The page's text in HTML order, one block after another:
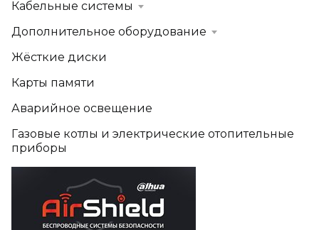
Кабельные системы
Дополнительное оборудование
Жёсткие диски
Карты памяти
Аварийное освещение
Газовые котлы и электрические отопительные
приборы